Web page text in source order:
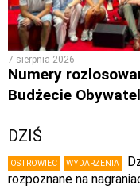
7 sierpnia 2026
Numery
Budżecie
DZIŚ
OSTROWIEC WYDARZENIA
rozpoznane na